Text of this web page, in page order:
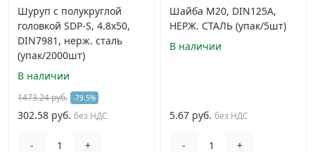
Шуруп с полукруглой
головкой SDP-S, 4.8х50,
DIN7981, нерж. сталь
(упак/2000шт)
В наличии
1473.24 руб. -79.5%
302.58 руб. без НДС
- +
Шайба М20, DIN125A,
НЕРЖ. СТАЛЬ (упак/5шт)
В наличии
5.67 руб. без НДС
- +